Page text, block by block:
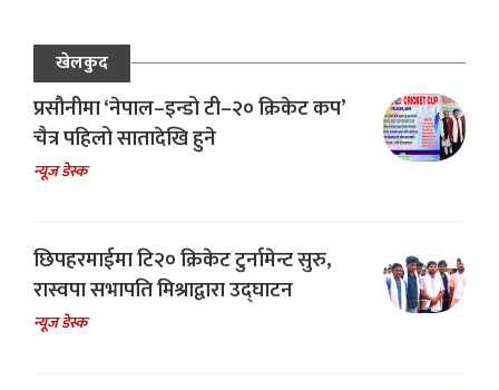
खेलकुद
प्रसौनीमा ‘नेपाल–इन्डो टी–२० क्रिकेट कप’
चैत्र पहिलो सातादेखि हुने
न्यूज डेस्क
छिपहरमाईमा टि२० क्रिकेट टुर्नामेन्ट सुरु,
रास्वपा सभापति मिश्राद्वारा उद्घाटन
न्यूज डेस्क